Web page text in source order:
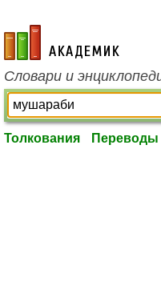
academic.ru
Словари и
Толкования Переводы